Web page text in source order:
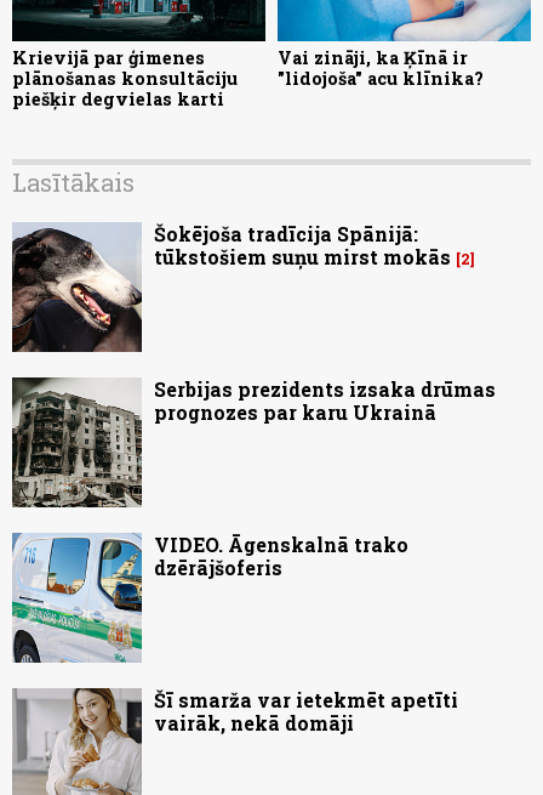
Krievijā par ģimenes
plānošanas konsultāciju
piešķir degvielas karti
Vai zināji, ka Ķīnā ir
"lidojoša" acu klīnika?
Lasītākais
Šokējoša tradīcija Spānijā:
tūkstošiem suņu mirst mokās
2
Serbijas prezidents izsaka drūmas
prognozes par karu Ukrainā
VIDEO. Āgenskalnā trako
dzērājšoferis
Šī smarža var ietekmēt apetīti
vairāk, nekā domāji